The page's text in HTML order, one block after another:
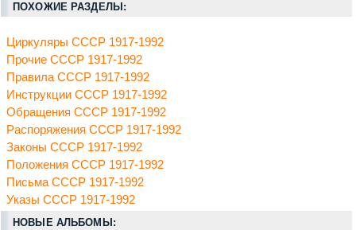
ПОХОЖИЕ РАЗДЕЛЫ:
Циркуляры СССР 1917-1992
Прочие СССР 1917-1992
Правила СССР 1917-1992
Инструкции СССР 1917-1992
Обращения СССР 1917-1992
Распоряжения СССР 1917-1992
Законы СССР 1917-1992
Положения СССР 1917-1992
Письма СССР 1917-1992
Указы СССР 1917-1992
НОВЫЕ АЛЬБОМЫ: